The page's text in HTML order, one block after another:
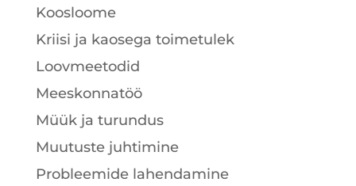
Koosloome
Kriisi ja kaosega toimetulek
Loovmeetodid
Meeskonnatöö
Müük ja turundus
Muutuste juhtimine
Probleemide lahendamine